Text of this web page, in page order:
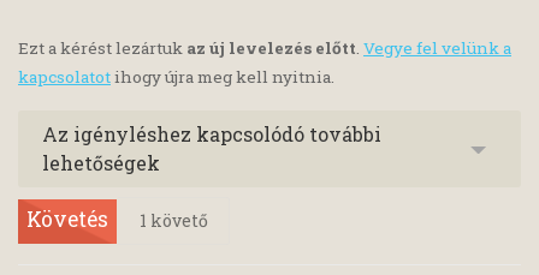
Ezt a kérést lezártuk az új levelezés előtt. Vegye fel velünk a
kapcsolatotihogy újra meg kell nyitnia.
Az igényléshez kapcsolódó további
lehetőségek
Követés 1 követő